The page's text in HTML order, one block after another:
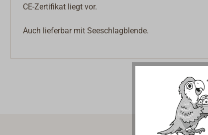
CE-Zertifikat liegt vor.
Auch lieferbar mit Seeschlagblende.